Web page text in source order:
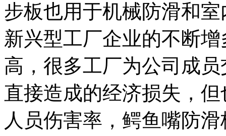
步板也用于机械防滑和室
新兴型工厂企业的不断
高，很多工厂为公司成
直接造成的经济损失，
人员伤害率，鳄鱼嘴防